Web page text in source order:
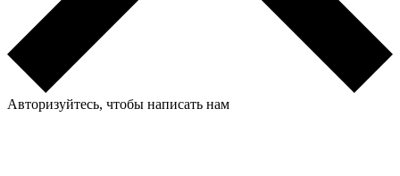
Авторизуйтесь, чтобы написать нам